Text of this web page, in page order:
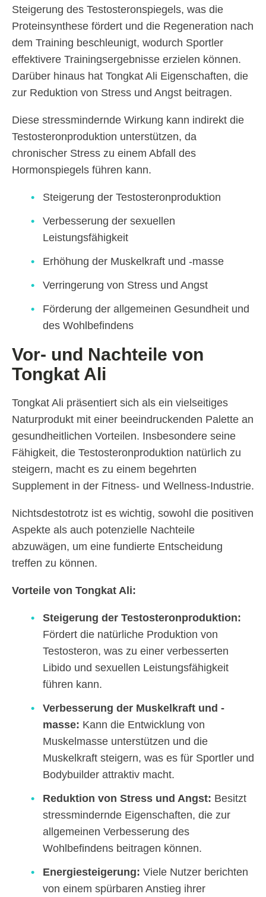
Steigerung des Testosteronspiegels, was die
Proteinsynthese fördert und die Regeneration nach
dem Training beschleunigt, wodurch Sportler
effektivere Trainingsergebnisse erzielen können.
Darüber hinaus hat Tongkat Ali Eigenschaften, die
zur Reduktion von Stress und Angst beitragen.
Diese stressmindernde Wirkung kann indirekt die
Testosteronproduktion unterstützen, da
chronischer Stress zu einem Abfall des
Hormonspiegels führen kann.
Steigerung der Testosteronproduktion
Verbesserung der sexuellen
Leistungsfähigkeit
Erhöhung der Muskelkraft und -masse
Verringerung von Stress und Angst
Förderung der allgemeinen Gesundheit und
des Wohlbefindens
Vor- und Nachteile von
Tongkat Ali
Tongkat Ali präsentiert sich als ein vielseitiges
Naturprodukt mit einer beeindruckenden Palette an
gesundheitlichen Vorteilen. Insbesondere seine
Fähigkeit, die Testosteronproduktion natürlich zu
steigern, macht es zu einem begehrten
Supplement in der Fitness- und Wellness-Industrie.
Nichtsdestotrotz ist es wichtig, sowohl die positiven
Aspekte als auch potenzielle Nachteile
abzuwägen, um eine fundierte Entscheidung
treffen zu können.
Vorteile von Tongkat Ali:
Steigerung der Testosteronproduktion:
Fördert die natürliche Produktion von
Testosteron, was zu einer verbesserten
Libido und sexuellen Leistungsfähigkeit
führen kann.
Verbesserung der Muskelkraft und -
masse: Kann die Entwicklung von
Muskelmasse unterstützen und die
Muskelkraft steigern, was es für Sportler und
Bodybuilder attraktiv macht.
Reduktion von Stress und Angst: Besitzt
stressmindernde Eigenschaften, die zur
allgemeinen Verbesserung des
Wohlbefindens beitragen können.
Energiesteigerung: Viele Nutzer berichten
von einem spürbaren Anstieg ihrer